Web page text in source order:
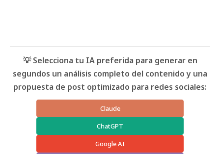
💡 Selecciona tu IA preferida para generar en
segundos un análisis completo del contenido y una
propuesta de post optimizado para redes sociales:
Claude
ChatGPT
Google AI